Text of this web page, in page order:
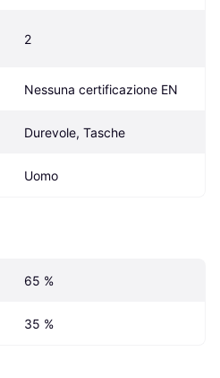
2
Nessuna certificazione EN
Durevole, Tasche
Uomo
65 %
35 %